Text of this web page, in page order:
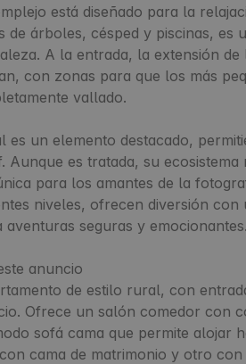
está diseñado para la
de árboles, césped y piscinas, es
A la entrada, la extensión
con zonas para que los más
vallado.
es un elemento destacado,
Aunque es tratada, su
para los amantes de la
niveles, ofrecen diversión
aventuras seguras y emocionantes.
anuncio
de estilo rural, con
Ofrece un salón comedor con
sofá cama que permite alojar
cama de matrimonio y otro con